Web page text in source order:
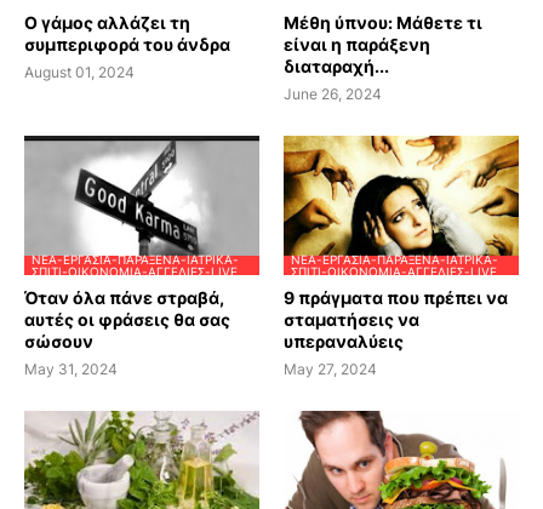
Ο γάμος αλλάζει τη
συμπεριφορά του άνδρα
August 01, 2024
Μέθη ύπνου: Μάθετε τι
είναι η παράξενη
διαταραχή...
June 26, 2024
ΝΈΑ-ΕΡΓΑΣΊΑ-ΠΑΡΆΞΕΝΑ-ΙΑΤΡΙΚΆ-
ΣΠΊΤΙ-ΟΙΚΟΝΟΜΊΑ-ΑΓΓΕΛΊΕΣ-LIVE
Όταν όλα πάνε στραβά,
αυτές οι φράσεις θα σας
σώσουν
May 31, 2024
ΝΈΑ-ΕΡΓΑΣΊΑ-ΠΑΡΆΞΕΝΑ-ΙΑΤΡΙΚΆ-
ΣΠΊΤΙ-ΟΙΚΟΝΟΜΊΑ-ΑΓΓΕΛΊΕΣ-LIVE
9 πράγματα που πρέπει να
σταματήσεις να
υπεραναλύεις
May 27, 2024